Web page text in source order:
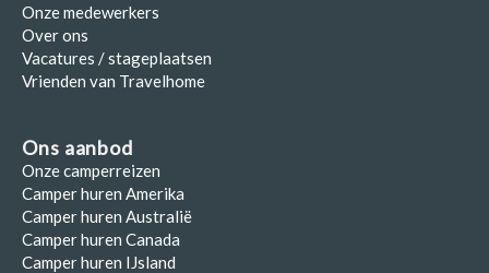
Onze medewerkers
Over ons
Vacatures / stageplaatsen
Vrienden van Travelhome
Ons aanbod
Onze camperreizen
Camper huren Amerika
Camper huren Australië
Camper huren Canada
Camper huren IJsland